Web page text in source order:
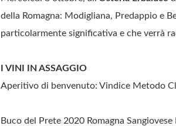
della Romagna: Modigliana, Predappio e
particolarmente significativa e che verrà
I VINI IN ASSAGGIO
Aperitivo di benvenuto: Vindice Metodo
Buco del Prete 2020 Romagna